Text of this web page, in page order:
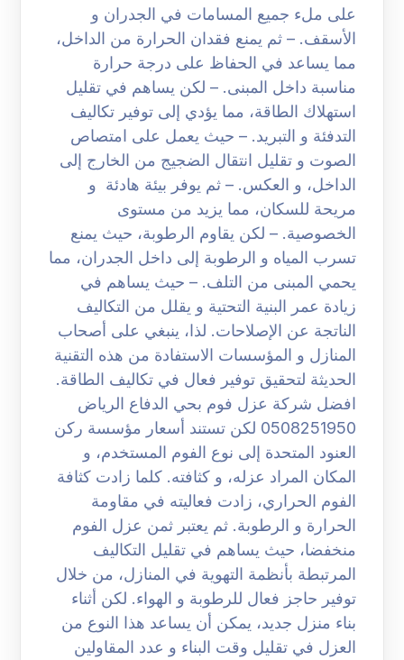
على ملء جميع المسامات في الجدران و
الأسقف. – ثم يمنع فقدان الحرارة من الداخل،
مما يساعد في الحفاظ على درجة حرارة
مناسبة داخل المبنى. – لكن يساهم في تقليل
استهلاك الطاقة، مما يؤدي إلى توفير تكاليف
التدفئة و التبريد. – حيث يعمل على امتصاص
الصوت و تقليل انتقال الضجيج من الخارج إلى
الداخل، و العكس. – ثم يوفر بيئة هادئة و
مريحة للسكان، مما يزيد من مستوى
الخصوصية. – لكن يقاوم الرطوبة، حيث يمنع
تسرب المياه و الرطوبة إلى داخل الجدران، مما
يحمي المبنى من التلف. – حيث يساهم في
زيادة عمر البنية التحتية و يقلل من التكاليف
الناتجة عن الإصلاحات. لذا، ينبغي على أصحاب
المنازل و المؤسسات الاستفادة من هذه التقنية
الحديثة لتحقيق توفير فعال في تكاليف الطاقة.
افضل شركة عزل فوم بحي الدفاع الرياض
0508251950 لكن تستند أسعار مؤسسة ركن
العنود المتحدة إلى نوع الفوم المستخدم، و
المكان المراد عزله، و كثافته. كلما زادت كثافة
الفوم الحراري، زادت فعاليته في مقاومة
الحرارة و الرطوبة. ثم يعتبر ثمن عزل الفوم
منخفضا، حيث يساهم في تقليل التكاليف
المرتبطة بأنظمة التهوية في المنازل، من خلال
توفير حاجز فعال للرطوبة و الهواء. لكن أثناء
بناء منزل جديد، يمكن أن يساعد هذا النوع من
العزل في تقليل وقت البناء و عدد المقاولين